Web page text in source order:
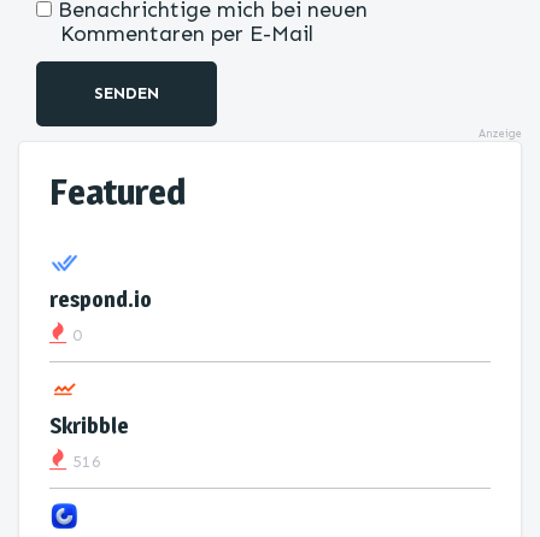
Benachrichtige mich bei neuen
Kommentaren per E-Mail
SENDEN
Anzeige
Featured
respond.io
0
Skribble
516